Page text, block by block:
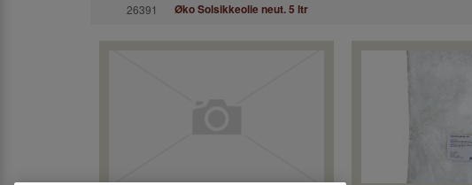
26391 Øko Solsikkeolie neut. 5 ltr